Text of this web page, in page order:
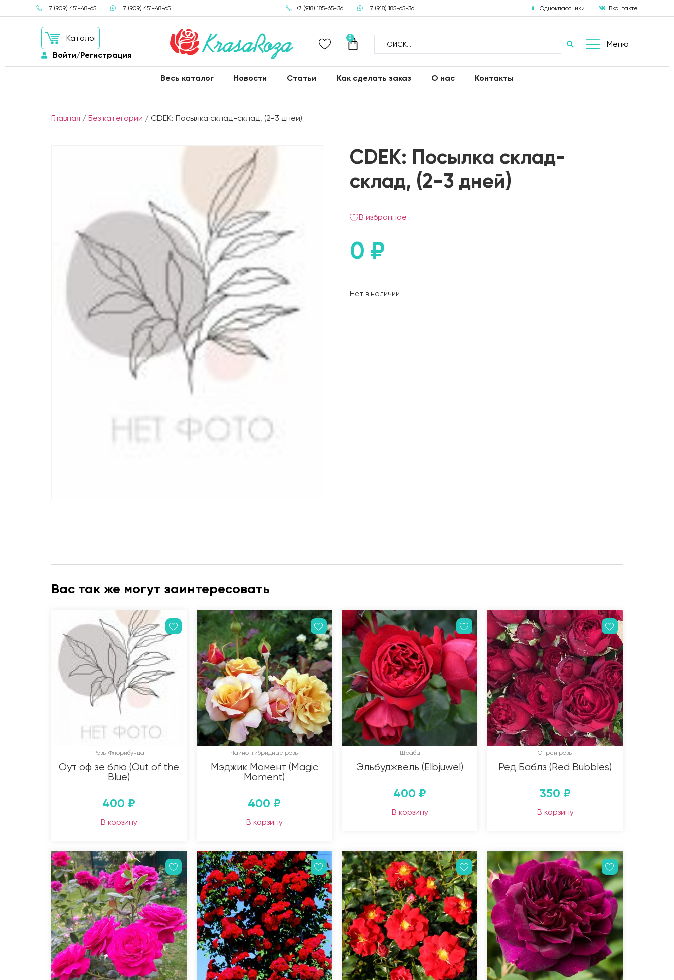
+7 (909) 451-48-65 +7 (909) 451-48-65 +7 (918) 185-65-36 +7 (918) 185-65-36 Одноклассники Вконтакте
Каталог
Войти/Регистрация
0
Меню
Весь каталог Новости Статьи Как сделать заказ О нас Контакты
Главная / Без категории / CDEK: Посылка склад-склад, (2-3 дней)
CDEK: Посылка склад-
склад, (2-3 дней)
В избранное
0 ₽
Нет в наличии
Вас так же могут заинтересовать
Розы Флорибунда
Оут оф зе блю (Out of the
Blue)
400 ₽
В корзину
Чайно-гибридные розы
Мэджик Момент (Magic
Moment)
400 ₽
В корзину
Шрабы
Эльбуджвель (Elbjuwel)
400 ₽
В корзину
Спрей розы
Ред Баблз (Red Bubbles)
350 ₽
В корзину